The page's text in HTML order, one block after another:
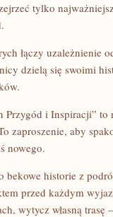
tylko
łączy uzależnienie
dzielą się swoimi
Przygód i Inspiracji”
zaproszenie, aby
nowego.
bekowe historie z
przed każdym
wytycz własną trasę